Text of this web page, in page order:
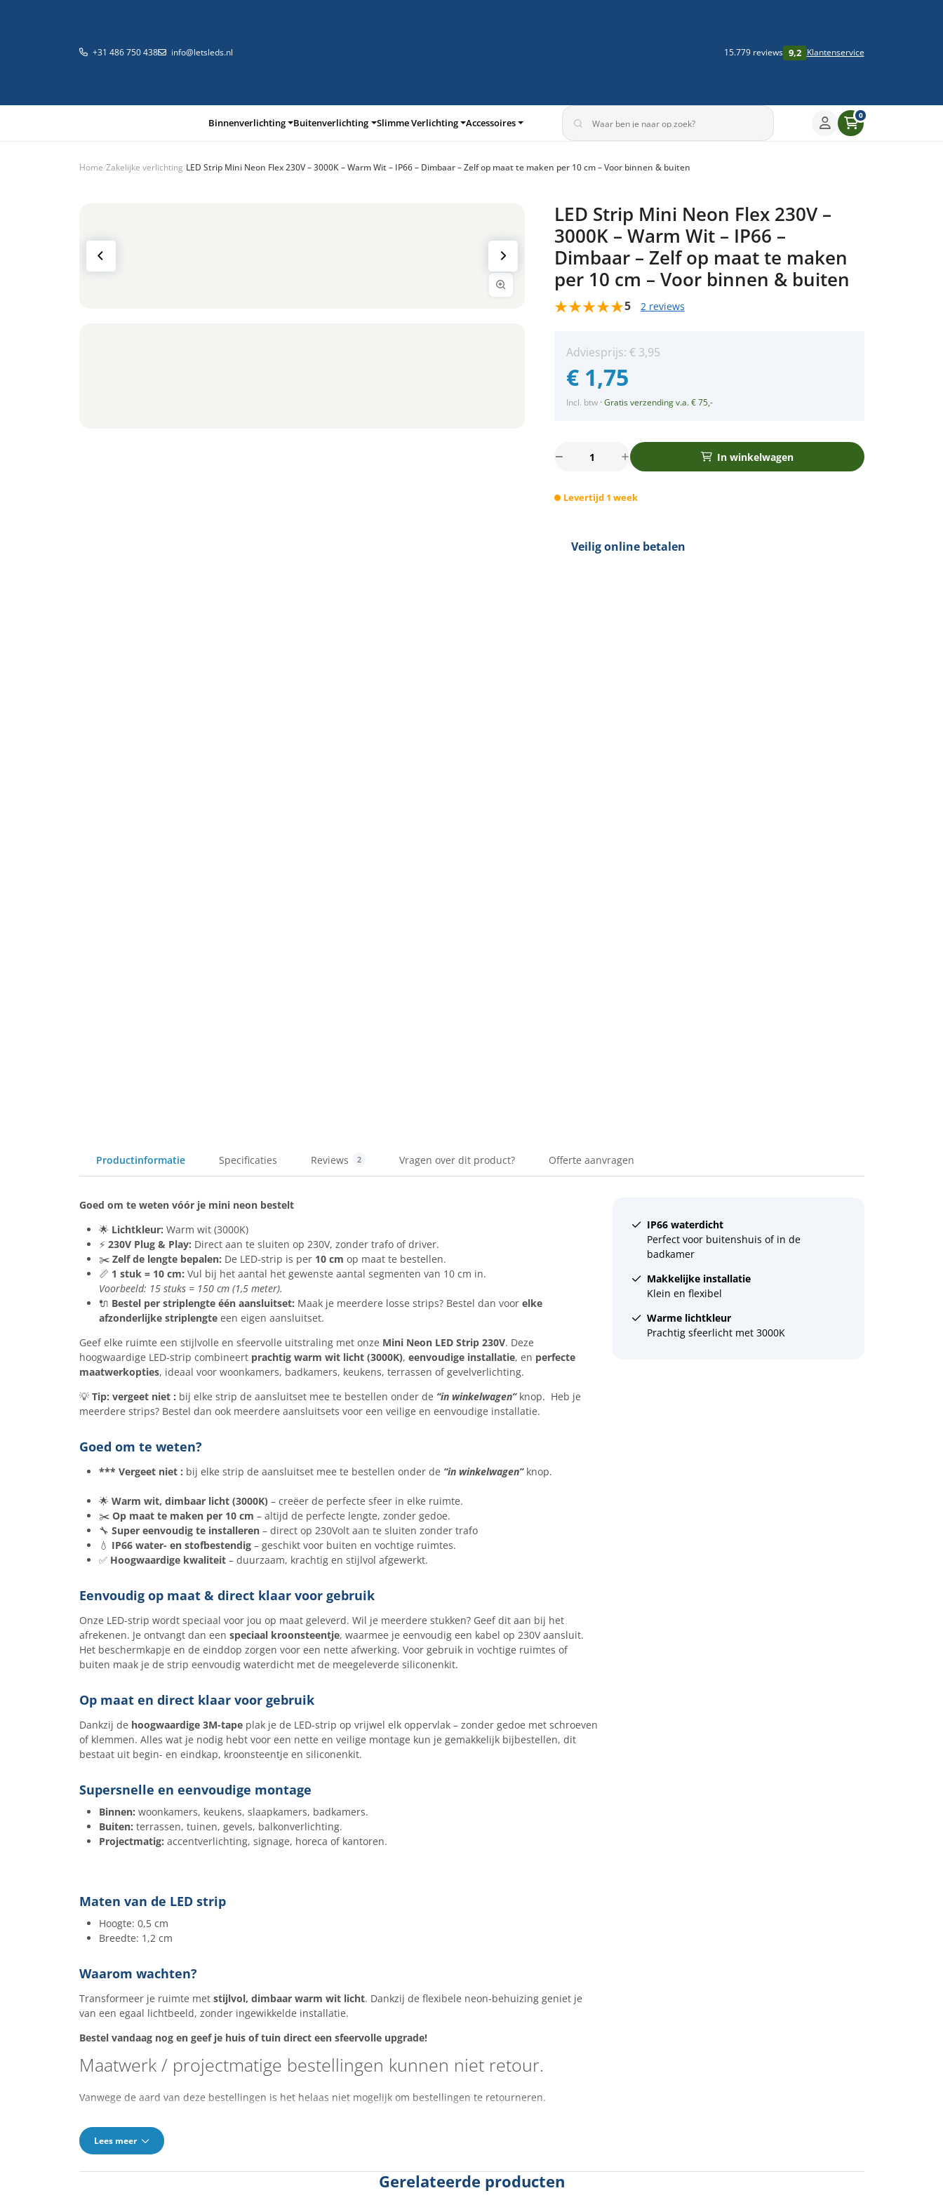
+31 486 750 438 info@letsleds.nl 15.779 reviews 9,2 Klantenservice
Binnenverlichting Buitenverlichting Slimme Verlichting Accessoires
0
Home/Zakelijke verlichting/LED Strip Mini Neon Flex 230V – 3000K – Warm Wit – IP66 – Dimbaar – Zelf op maat te maken per 10 cm – Voor binnen & buiten
LED Strip Mini Neon Flex 230V –
3000K – Warm Wit – IP66 –
Dimbaar – Zelf op maat te maken
per 10 cm – Voor binnen & buiten
5 2 reviews
Adviesprijs:€ 3,95
€ 1,75
Incl. btw ·Gratis verzending v.a. € 75,-
Neon
In winkelwagen
Levertijd 1 week
Veilig online betalen
Productinformatie Specificaties Reviews 2 Vragen over dit product? Offerte aanvragen
Goed om te weten vóór je mini neon bestelt
🌟 Lichtkleur: Warm wit (3000K)
⚡ 230V Plug & Play: Direct aan te sluiten op 230V, zonder trafo of driver.
✂️ Zelf de lengte bepalen: De LED-strip is per 10 cm op maat te bestellen.
📏 1 stuk = 10 cm: Vul bij het aantal het gewenste aantal segmenten van 10 cm in.
Voorbeeld: 15 stuks = 150 cm (1,5 meter).
🔌 Bestel per striplengte één aansluitset: Maak je meerdere losse strips? Bestel dan voor elke
afzonderlijke striplengteeen eigen aansluitset.
Geef elke ruimte een stijlvolle en sfeervolle uitstraling met onze Mini Neon LED Strip 230V. Deze
hoogwaardige LED-strip combineert prachtig warm wit licht (3000K), eenvoudige installatie, en perfecte
maatwerkopties, ideaal voor woonkamers, badkamers, keukens, terrassen of gevelverlichting.
💡 Tip: vergeet niet : bij elke strip de aansluitset mee te bestellen onder de “in winkelwagen”knop. Heb je
meerdere strips? Bestel dan ook meerdere aansluitsets voor een veilige en eenvoudige installatie.
Goed om te weten?
*** Vergeet niet : bij elke strip de aansluitset mee te bestellen onder de “in winkelwagen”knop.
🌟 Warm wit, dimbaar licht (3000K)– creëer de perfecte sfeer in elke ruimte.
✂️ Op maat te maken per 10 cm – altijd de perfecte lengte, zonder gedoe.
🔧 Super eenvoudig te installeren– direct op 230Volt aan te sluiten zonder trafo
💧 IP66 water- en stofbestendig– geschikt voor buiten en vochtige ruimtes.
✅ Hoogwaardige kwaliteit– duurzaam, krachtig en stijlvol afgewerkt.
Eenvoudig op maat & direct klaar voor gebruik
Onze LED-strip wordt speciaal voor jou op maat geleverd. Wil je meerdere stukken? Geef dit aan bij het
afrekenen. Je ontvangt dan een speciaal kroonsteentje, waarmee je eenvoudig een kabel op 230V aansluit.
Het beschermkapje en de einddop zorgen voor een nette afwerking. Voor gebruik in vochtige ruimtes of
buiten maak je de strip eenvoudig waterdicht met de meegeleverde siliconenkit.
Op maat en direct klaar voor gebruik
Dankzij de hoogwaardige 3M-tapeplak je de LED-strip op vrijwel elk oppervlak – zonder gedoe met schroeven
of klemmen. Alles wat je nodig hebt voor een nette en veilige montage kun je gemakkelijk bijbestellen, dit
bestaat uit begin- en eindkap, kroonsteentje en siliconenkit.
Supersnelle en eenvoudige montage
Binnen: woonkamers, keukens, slaapkamers, badkamers.
Buiten: terrassen, tuinen, gevels, balkonverlichting.
Projectmatig: accentverlichting, signage, horeca of kantoren.
Maten van de LED strip
Hoogte: 0,5 cm
Breedte: 1,2 cm
Waarom wachten?
Transformeer je ruimte met stijlvol, dimbaar warm wit licht. Dankzij de flexibele neon-behuizing geniet je
van een egaal lichtbeeld, zonder ingewikkelde installatie.
Bestel vandaag nog en geef je huis of tuin direct een sfeervolle upgrade!
Maatwerk / projectmatige bestellingen kunnen niet retour.
Vanwege de aard van deze bestellingen is het helaas niet mogelijk om bestellingen te retourneren.
IP66 waterdicht
Perfect voor buitenshuis of in de
badkamer
Makkelijke installatie
Klein en flexibel
Warme lichtkleur
Prachtig sfeerlicht met 3000K
Lees meer
Gerelateerde producten